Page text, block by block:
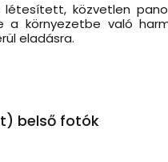
közvetlen
környezetbe való
eladásra.
belső fotók